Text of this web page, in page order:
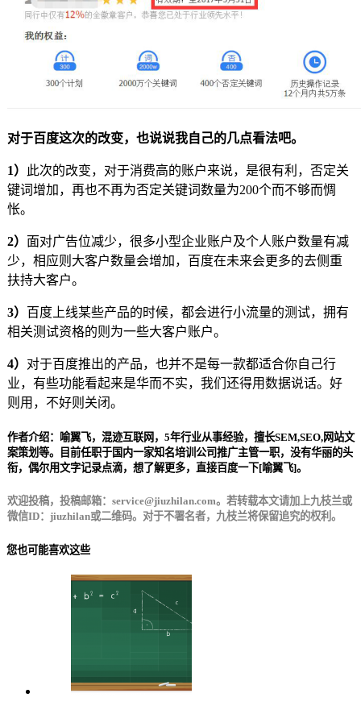
对于百度这次的改变，也说说我自己的几点看法吧。
1）
此次的改变，对于消费高的账户来说，是很有利，否定关
键词增加，再也不再为否定关键词数量为200个而不够而惆
怅。
2） 面对广告位减少，很多小型企业账户及个人账户数量有减
少，相应则大客户数量会增加，百度在未来会更多的去侧重
扶持大客户。
3） 百度上线某些产品的时候，都会进行小流量的测试，拥有
相关测试资格的则为一些大客户账户。
4） 对于百度推出的产品，也并不是每一款都适合你自己行
业，有些功能看起来是华而不实，我们还得用数据说话。好
则用，不好则关闭。
作者介绍：喻翼飞，混迹互联网，5年行业从事经验，擅长SEM,SEO,网站文
案策划等。目前任职于国内一家知名培训公司推广主管一职，没有华丽的头
衔，偶尔用文字记录点滴，想了解更多，直接百度一下[喻翼飞]。
欢迎投稿，投稿邮箱：service@jiuzhilan.com。若转载本文请加上九枝兰或
微信ID：jiuzhilan或二维码。对于不署名者，九枝兰将保留追究的权利。
您也可能喜欢这些